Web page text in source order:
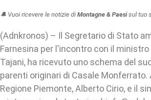
🔔 Vuoi ricevere le notizie di Montagne & Paesisul tuo
(Adnkronos) – Il Segretario di Stato
Farnesina per l'incontro con il
Tajani, ha ricevuto uno schema del
parenti originari di Casale
Regione Piemonte, Alberto Cirio, e il